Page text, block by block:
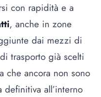
con rapidità e a
, anche in zone
dai mezzi di
trasporto già scelti
che ancora non sono
all’interno